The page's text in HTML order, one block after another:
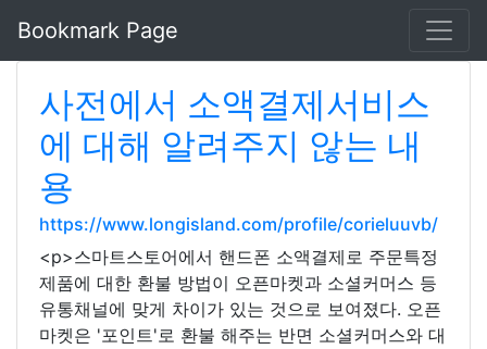
Bookmark Page
사전에서 소액결제서비스
에 대해 알려주지 않는 내
용
https://www.longisland.com/profile/corieluuvb/
<p>스마트스토어에서 핸드폰 소액결제로 주문특정
제품에 대한 환불 방법이 오픈마켓과 소셜커머스 등
유통채널에 맞게 차이가 있는 것으로 보여졌다. 오픈
마켓은 '포인트'로 환불 해주는 반면 소셜커머스와 대